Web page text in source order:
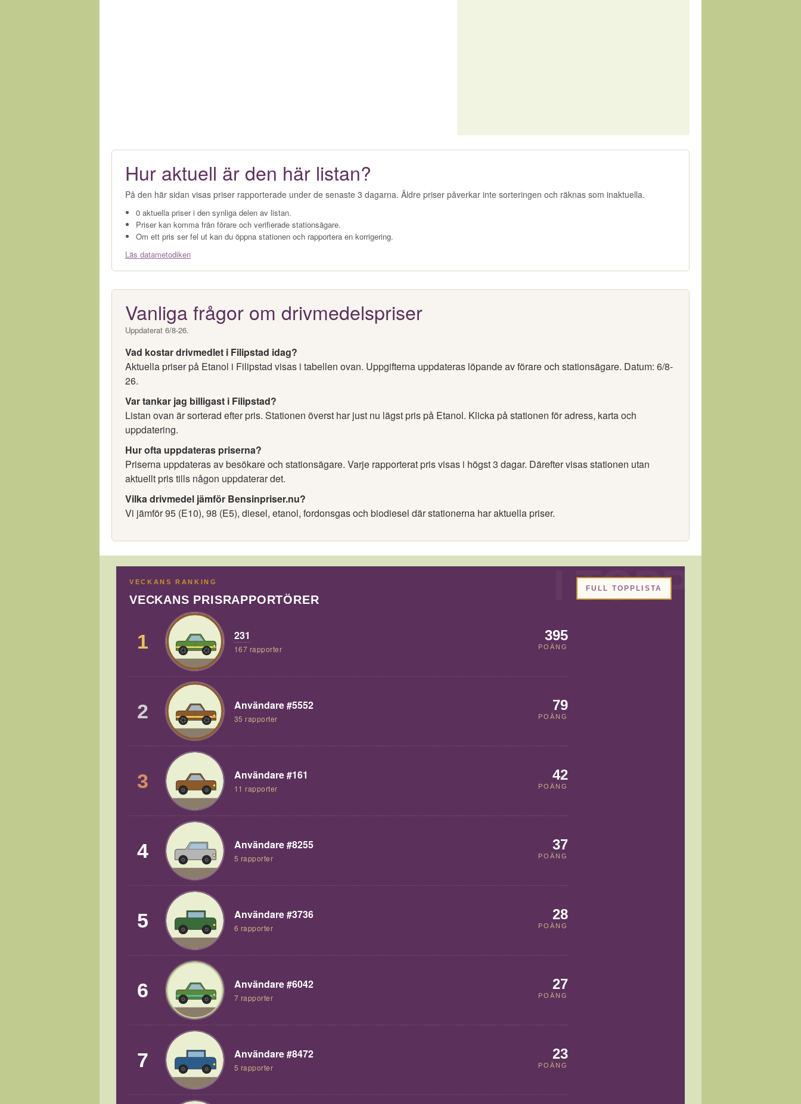
Hur aktuell är den här listan?
På den här sidan visas priser rapporterade under de senaste 3 dagarna. Äldre priser påverkar inte sorteringen och räknas som inaktuella.
0 aktuella priser i den synliga delen av listan.
Priser kan komma från förare och verifierade stationsägare.
Om ett pris ser fel ut kan du öppna stationen och rapportera en korrigering.
Läs datametodiken
Vanliga frågor om drivmedelspriser
Uppdaterat 6/8-26.
Vad kostar drivmedlet i Filipstad idag?
Aktuella priser på Etanol i Filipstad visas i tabellen ovan. Uppgifterna uppdateras löpande av förare och stationsägare. Datum: 6/8-
26.
Var tankar jag billigast i Filipstad?
Listan ovan är sorterad efter pris. Stationen överst har just nu lägst pris på Etanol. Klicka på stationen för adress, karta och
uppdatering.
Hur ofta uppdateras priserna?
Priserna uppdateras av besökare och stationsägare. Varje rapporterat pris visas i högst 3 dagar. Därefter visas stationen utan
aktuellt pris tills någon uppdaterar det.
Vilka drivmedel jämför Bensinpriser.nu?
Vi jämför 95 (E10), 98 (E5), diesel, etanol, fordonsgas och biodiesel där stationerna har aktuella priser.
VECKANS RANKING
VECKANS PRISRAPPORTÖRER
1 231
167 rapporter
395
POÄNG
2 Användare #5552
35 rapporter
79
POÄNG
3 Användare #161
11 rapporter
42
POÄNG
4 Användare #8255
5 rapporter
37
POÄNG
5 Användare #3736
6 rapporter
28
POÄNG
6 Användare #6042
7 rapporter
27
POÄNG
7 Användare #8472
5 rapporter
23
POÄNG
FULL TOPPLISTA